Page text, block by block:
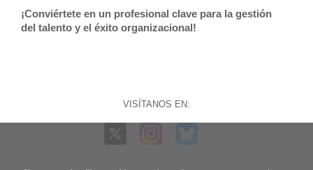
¡Conviértete en un profesional clave para la gestión
del talento y el éxito organizacional!
VISÍTANOS EN: